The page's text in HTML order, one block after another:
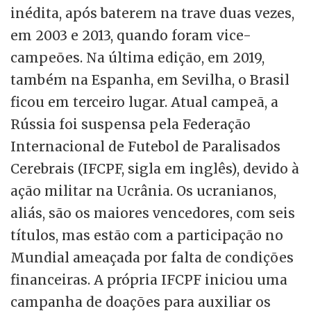
inédita, após baterem na trave duas vezes,
em 2003 e 2013, quando foram vice-
campeões. Na última edição, em 2019,
também na Espanha, em Sevilha, o Brasil
ficou em terceiro lugar. Atual campeã, a
Rússia foi suspensa pela Federação
Internacional de Futebol de Paralisados
Cerebrais (IFCPF, sigla em inglês), devido à
ação militar na Ucrânia. Os ucranianos,
aliás, são os maiores vencedores, com seis
títulos, mas estão com a participação no
Mundial ameaçada por falta de condições
financeiras. A própria IFCPF iniciou uma
campanha de doações para auxiliar os